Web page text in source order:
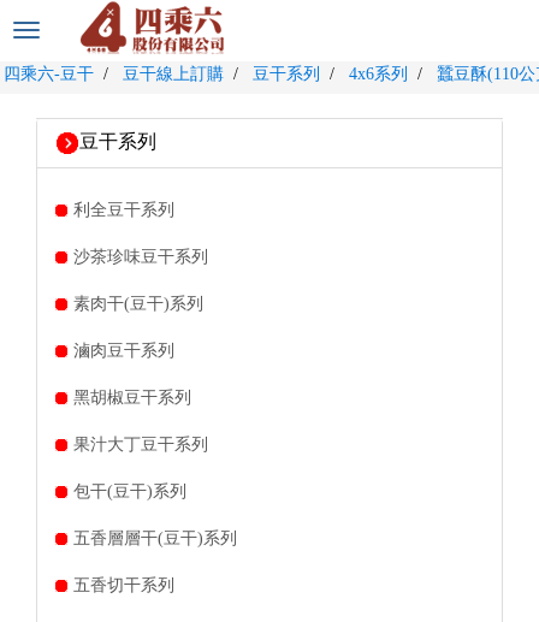
選
切
四乘六-豆干 豆干線上訂購 豆干系列 4x6系列 蠶豆酥(110
豆干系列
利全豆干系列
沙茶珍味豆干系列
素肉干(豆干)系列
滷肉豆干系列
黑胡椒豆干系列
果汁大丁豆干系列
包干(豆干)系列
五香層層干(豆干)系列
五香切干系列